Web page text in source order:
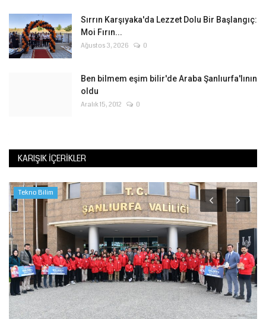
Sırrın Karşıyaka'da Lezzet Dolu Bir Başlangıç:
Moi Fırın...
Ağustos 3, 2026 0
Ben bilmem eşim bilir'de Araba Şanlıurfa'lının
oldu
Aralık 15, 2012 0
KARIŞIK İÇERIKLER
Tekno Bilim